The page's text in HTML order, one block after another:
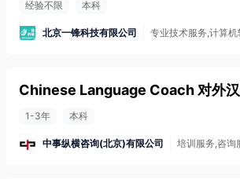
经验不限 本科
北京一锋科技有限公司 专业技术服务,计算机
Chinese Language Coach 对外
1-3年 本科
中事纵横咨询(北京)有限公司 培训服务,咨询